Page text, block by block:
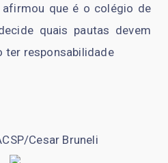
afirmou que é o colégio de
quais pautas devem
ter responsabilidade
Cesar Bruneli